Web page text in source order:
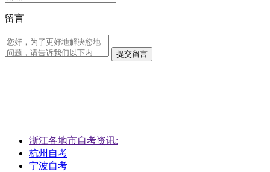
留言
提交留言
浙江各地市自考资讯:
杭州自考
宁波自考